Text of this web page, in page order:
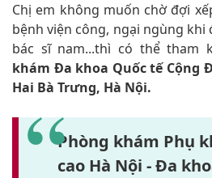
Chị em không muốn chờ đợi
bệnh viện công, ngại ngùng khi
bác sĩ nam...thì có thể tham
khám Đa khoa Quốc tế Cộng
Hai Bà Trưng, Hà Nội.
Phòng khám Phụ
cao Hà Nội - Đa